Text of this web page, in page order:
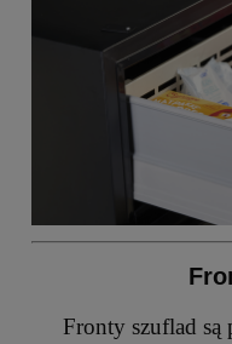
Fronty szuflad są